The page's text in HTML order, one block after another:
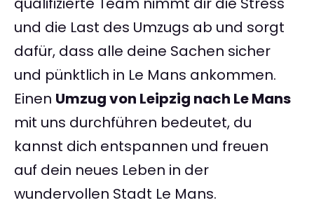
und die Last des Umzugs ab und sorgt
dafür, dass alle deine Sachen sicher
und pünktlich in Le Mans ankommen.
Einen Umzug von Leipzig nach Le Mans
mit uns durchführen bedeutet, du
kannst dich entspannen und freuen
auf dein neues Leben in der
wundervollen Stadt Le Mans.